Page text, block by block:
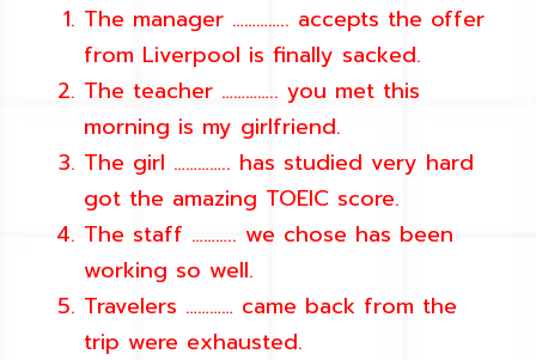
The manager ………….. accepts the offer
from Liverpool is finally sacked.
The teacher ………….. you met this
morning is my girlfriend.
The girl ………….. has studied very hard
got the amazing TOEIC score.
The staff ……….. we chose has been
working so well.
Travelers ………… came back from the
trip were exhausted.